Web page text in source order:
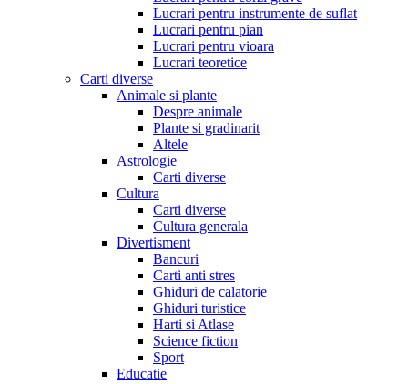
Lucrari pentru instrumente de suflat
Lucrari pentru pian
Lucrari pentru vioara
Lucrari teoretice
Carti diverse
Animale si plante
Despre animale
Plante si gradinarit
Altele
Astrologie
Carti diverse
Cultura
Carti diverse
Cultura generala
Divertisment
Bancuri
Carti anti stres
Ghiduri de calatorie
Ghiduri turistice
Harti si Atlase
Science fiction
Sport
Educatie